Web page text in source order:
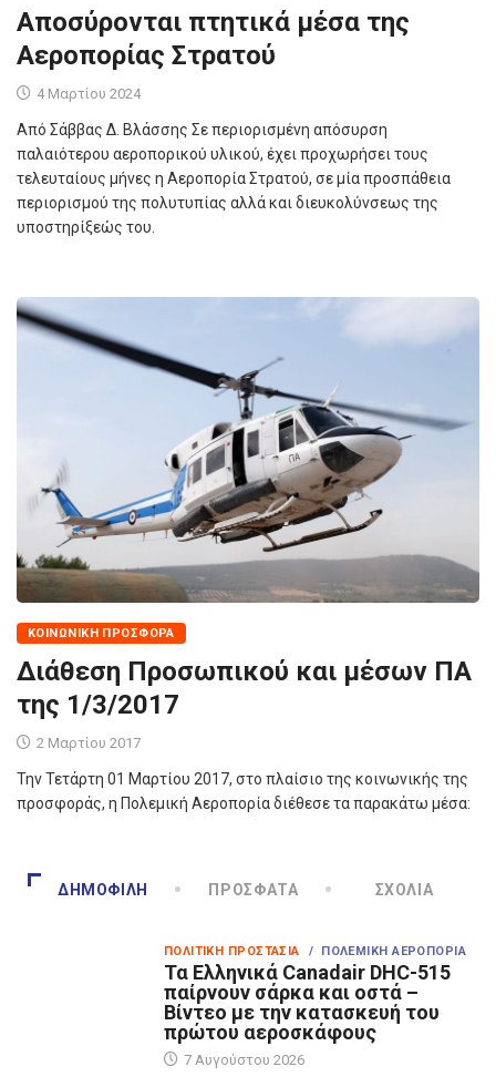
Αποσύρονται πτητικά μέσα της
Αεροπορίας Στρατού
4 Μαρτίου 2024
Από Σάββας Δ. Βλάσσης Σε περιορισμένη απόσυρση
παλαιότερου αεροπορικού υλικού, έχει προχωρήσει τους
τελευταίους μήνες η Αεροπορία Στρατού, σε μία προσπάθεια
περιορισμού της πολυτυπίας αλλά και διευκολύνσεως της
υποστηρίξεώς του.
ΚΟΙΝΩΝΙΚΉ ΠΡΟΣΦΟΡΆ
Διάθεση Προσωπικού και μέσων ΠΑ
της 1/3/2017
2 Μαρτίου 2017
Την Τετάρτη 01 Μαρτίου 2017, στο πλαίσιο της κοινωνικής της
προσφοράς, η Πολεμική Αεροπορία διέθεσε τα παρακάτω μέσα:
ΔΗΜΟΦΙΛΉ ΠΡΌΣΦΑΤΑ ΣΧΌΛΙΑ
ΠΟΛΙΤΙΚΉ ΠΡΟΣΤΑΣΊΑ / ΠΟΛΕΜΙΚΉ ΑΕΡΟΠΟΡΊΑ
Τα Eλληνικά Canadair DHC-515
παίρνουν σάρκα και οστά –
Βίντεο με την κατασκευή του
πρώτου αεροσκάφους
7 Αυγούστου 2026